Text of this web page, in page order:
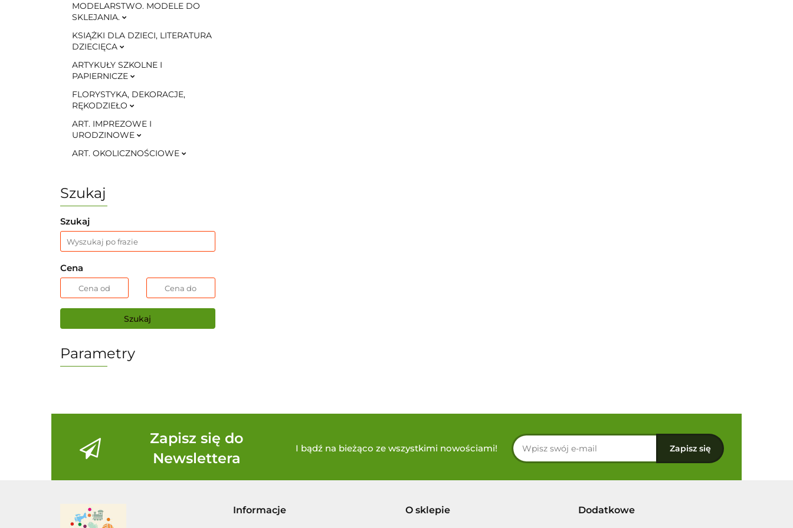
MODELARSTWO. MODELE DO
SKLEJANIA.
KSIĄŻKI DLA DZIECI, LITERATURA
DZIECIĘCA
ARTYKUŁY SZKOLNE I
PAPIERNICZE
FLORYSTYKA, DEKORACJE,
RĘKODZIEŁO
ART. IMPREZOWE I
URODZINOWE
ART. OKOLICZNOŚCIOWE
Szukaj
Szukaj
Cena
Szukaj
Parametry
Zapisz się do
Newslettera
I bądź na bieżąco ze wszystkimi nowościami!
Informacje O sklepie Dodatkowe